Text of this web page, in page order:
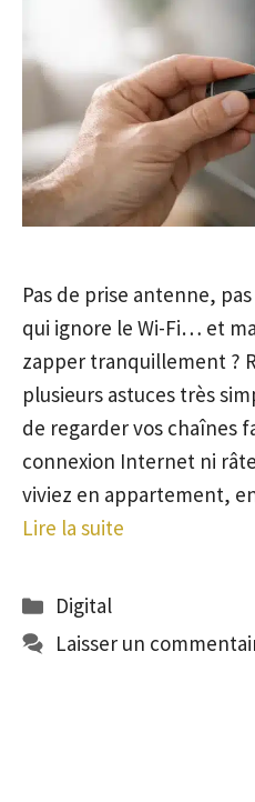
Pas de prise antenne,
qui ignore le Wi-Fi… et
zapper tranquillement ?
plusieurs astuces très
de regarder vos chaînes
connexion Internet ni
viviez en appartement,
Lire la suite
Catégories
Digital
Laisser un